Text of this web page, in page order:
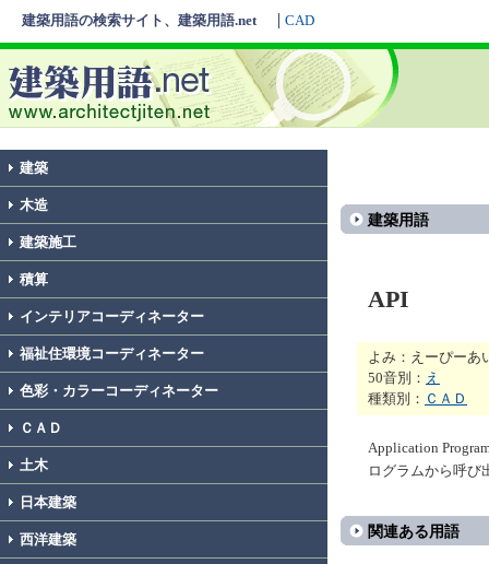
建築用語の検索サイト、建築用語.net CAD
建築
木造
建築施工
積算
インテリアコーディネーター
福祉住環境コーディネーター
色彩・カラーコーディネーター
ＣＡＤ
土木
日本建築
西洋建築
建築用語
API
よみ：えーぴーあ
50音別： え
種類別： ＣＡＤ
Application
ログラムから呼び
関連ある用語